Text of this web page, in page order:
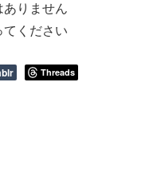
ありません
てください
Threads